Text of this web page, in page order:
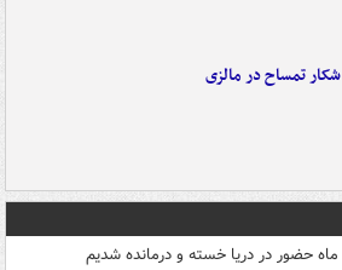
شکار تمساح در مالزی